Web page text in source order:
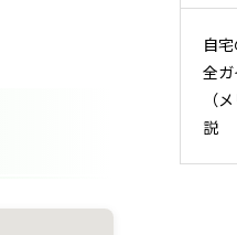
自
全
（
説